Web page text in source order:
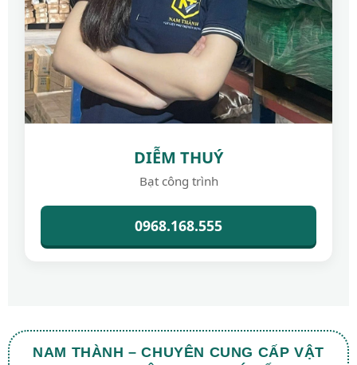
DIỄM THUÝ
Bạt công trình
0968.168.555
NAM THÀNH – CHUYÊN CUNG CẤP VẬT